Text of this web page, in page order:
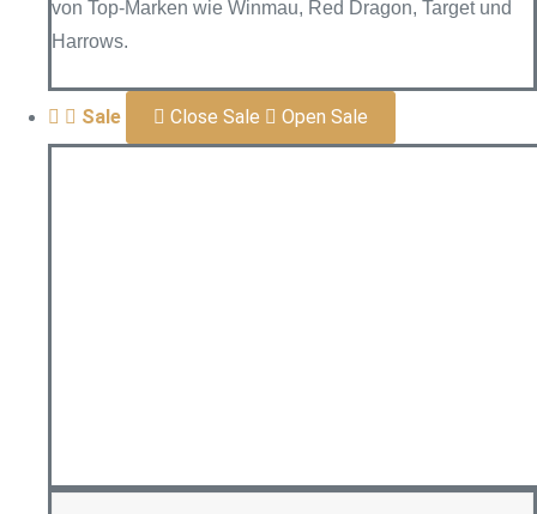
von Top-Marken wie Winmau, Red Dragon, Target und
Harrows.
Sale Close Sale Open Sale